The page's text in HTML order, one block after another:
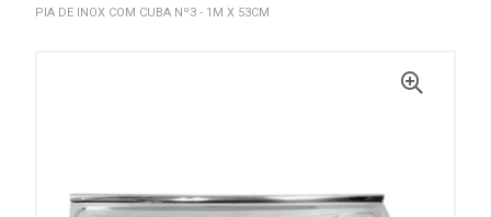
PIA DE INOX COM CUBA Nº3 - 1M X 53CM